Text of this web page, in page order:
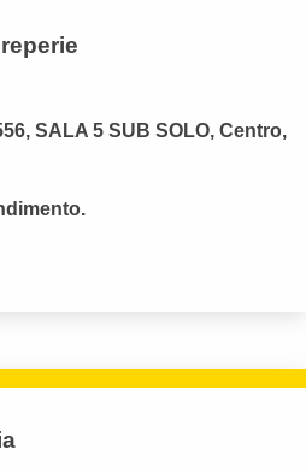
SALA 5 SUB SOLO, Centro,